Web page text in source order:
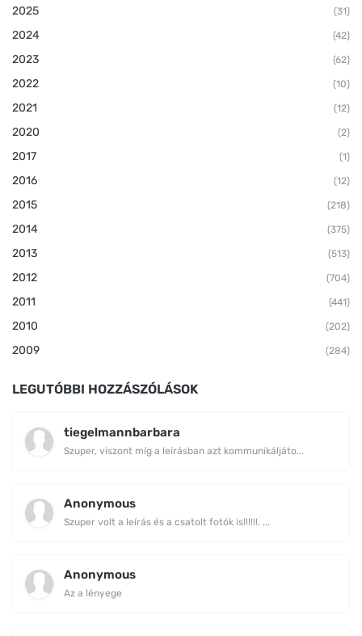
2025 (31)
2024 (42)
2023 (62)
2022 (10)
2021 (12)
2020 (2)
2017 (1)
2016 (12)
2015 (218)
2014 (375)
2013 (513)
2012 (704)
2011 (441)
2010 (202)
2009 (284)
LEGUTÓBBI HOZZÁSZÓLÁSOK
tiegelmannbarbara
Szuper, viszont míg a leírásban azt kommunikáljáto...
Anonymous
Szuper volt a leírás és a csatolt fotók is!!!!!!. ...
Anonymous
Az a lényege